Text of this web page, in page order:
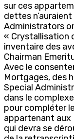
sur ces
dettes
Administrators
« Crystallisation
inventaire des
Chairman
Avec le
Mortgages, des
Special
dans le
pour compléter
appartenant aux
qui devra se